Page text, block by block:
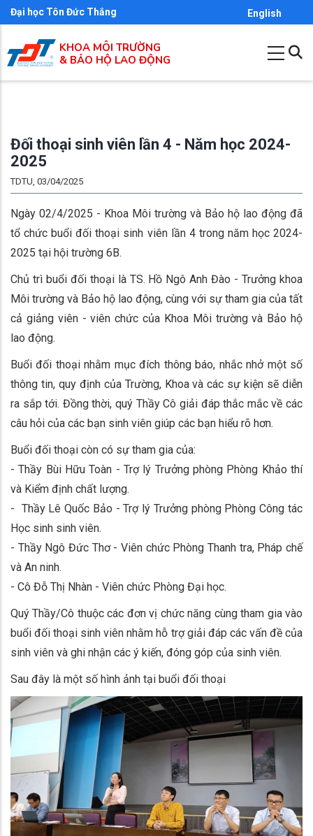
Nhảy
đến
nội
dung
Đại học Tôn Đức Thắng English
KHOA MÔI TRƯỜNG
& BẢO HỘ LAO ĐỘNG
Đối thoại sinh viên lần 4 - Năm học 2024-
2025
TDTU, 03/04/2025
Ngày 02/4/2025 - Khoa Môi trường và Bảo hộ lao động đã
tổ chức buổi đối thoại sinh viên lần 4 trong năm học 2024-
2025 tại hội trường 6B.
Chủ trì buổi đối thoại là TS. Hồ Ngô Anh Đào - Trưởng khoa
Môi trường và Bảo hộ lao động, cùng với sự tham gia của tất
cả giảng viên - viên chức của Khoa Môi trường và Bảo hộ
lao động.
Buổi đối thoại nhằm mục đích thông báo, nhắc nhở một số
thông tin, quy định của Trường, Khoa và các sự kiện sẽ diễn
ra sắp tới. Đồng thời, quý Thầy Cô giải đáp thắc mắc về các
câu hỏi của các bạn sinh viên giúp các bạn hiểu rõ hơn.
Buổi đối thoại còn có sự tham gia của:
- Thầy Bùi Hữu Toàn - Trợ lý Trưởng phòng Phòng Khảo thí
và Kiểm định chất lượng.
- Thầy Lê Quốc Bảo - Trợ lý Trưởng phòng Phòng Công tác
Học sinh sinh viên.
- Thầy Ngô Đức Thơ - Viên chức Phòng Thanh tra, Pháp chế
và An ninh.
- Cô Đỗ Thị Nhàn - Viên chức Phòng Đại học.
Quý Thầy/Cô thuộc các đơn vị chức năng cùng tham gia vào
buổi đối thoại sinh viên nhằm hỗ trợ giải đáp các vấn đề của
sinh viên và ghi nhận các ý kiến, đóng góp của sinh viên.
Sau đây là một số hình ảnh tại buổi đối thoại